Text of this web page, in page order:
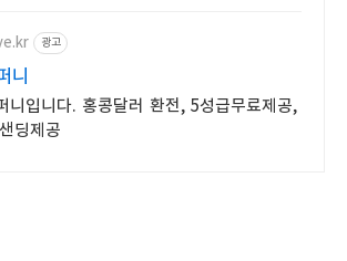
광고
니
니입니다. 홍콩달러 환전, 5성급무료제공,
딩제공